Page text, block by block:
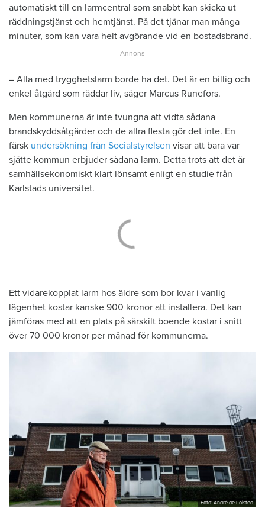
automatiskt till en larmcentral som snabbt kan skicka ut
räddningstjänst och hemtjänst. På det tjänar man många
minuter, som kan vara helt avgörande vid en bostadsbrand.
– Alla med trygghetslarm borde ha det. Det är en billig och
enkel åtgärd som räddar liv, säger Marcus Runefors.
Men kommunerna är inte tvungna att vidta sådana
brandskyddsåtgärder och de allra flesta gör det inte. En
färsk undersökning från Socialstyrelsen visar att bara var
sjätte kommun erbjuder sådana larm. Detta trots att det är
samhällsekonomiskt klart lönsamt enligt en studie från
Karlstads universitet.
Ett vidarekopplat larm hos äldre som bor kvar i vanlig
lägenhet kostar kanske 900 kronor att installera. Det kan
jämföras med att en plats på särskilt boende kostar i snitt
över 70 000 kronor per månad för kommunerna.
Foto: André de Loisted